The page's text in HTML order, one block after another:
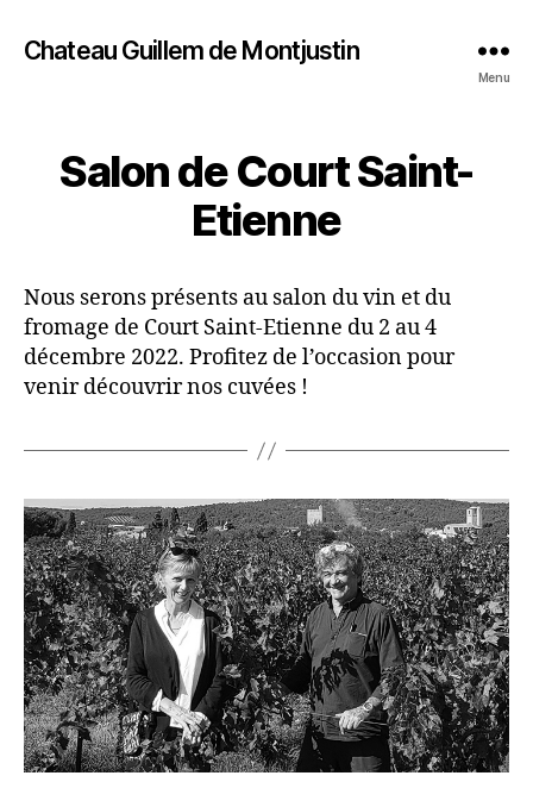
Chateau Guillem de Montjustin
Menu
Salon de Court Saint-
Etienne
Nous serons présents au salon du vin et du
fromage de Court Saint-Etienne du 2 au 4
décembre 2022. Profitez de l’occasion pour
venir découvrir nos cuvées !